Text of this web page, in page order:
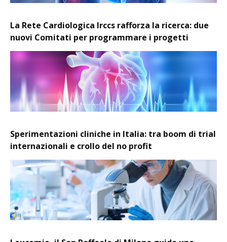
La Rete Cardiologica Irccs rafforza la ricerca: due
nuovi Comitati per programmare i progetti
Sperimentazioni cliniche in Italia: tra boom di trial
internazionali e crollo del no profit